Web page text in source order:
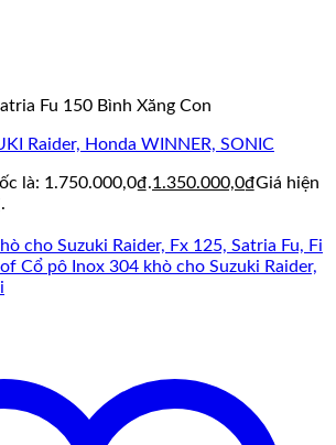
Fu 150 Bình Xăng Con
Raider, Honda WINNER, SONIC
là: 1.750.000,0₫.1.350.000,0₫Giá hiện